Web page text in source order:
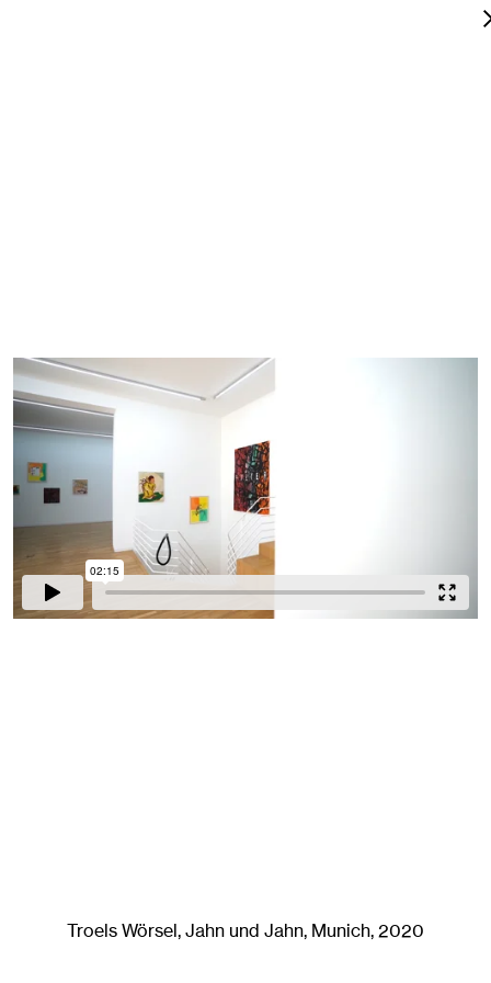
Troels Wörsel, Jahn und Jahn, Munich, 2020